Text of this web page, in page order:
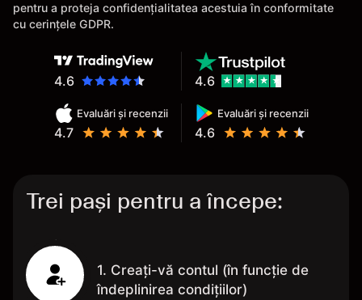
pentru a proteja confidențialitatea acestuia în conformitate
cu cerințele GDPR.
4.6
Evaluări și recenzii
4.7
Evaluări și recenzii
4.6
4.6
Trei pași pentru a începe:
1. Creați-vă contul (în funcție de
îndeplinirea condițiilor)